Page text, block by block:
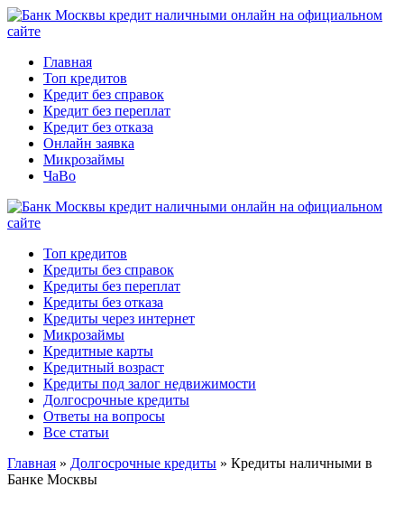
Главная
Топ кредитов
Кредит без справок
Кредит без переплат
Кредит без отказа
Онлайн заявка
Микрозаймы
ЧаВо
Топ кредитов
Кредиты без справок
Кредиты без переплат
Кредиты без отказа
Кредиты через интернет
Микрозаймы
Кредитные карты
Кредитный возраст
Кредиты под залог недвижимости
Долгосрочные кредиты
Ответы на вопросы
Все статьи
Главная » Долгосрочные кредиты » Кредиты наличными в
Банке Москвы